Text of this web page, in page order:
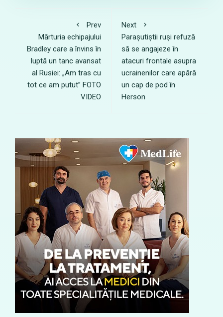
Prev
Mărturia echipajului
Bradley care a învins în
luptă un tanc avansat
al Rusiei: „Am tras cu
tot ce am putut” FOTO
VIDEO
Next
Parașutiștii ruși refuză
să se angajeze în
atacuri frontale asupra
ucrainenilor care apără
un cap de pod în
Herson